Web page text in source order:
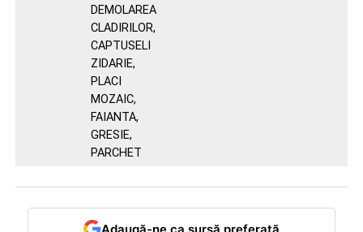
DEMOLAREA
CLADIRILOR,
CAPTUSELI
ZIDARIE,
PLACI
MOZAIC,
FAIANTA,
GRESIE,
PARCHET
Adaugă-ne ca sursă preferată